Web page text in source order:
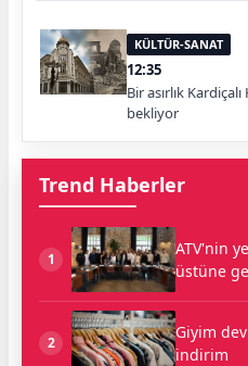
KÜLTÜR-SANAT
12:35
Bir asırlık
bekliyor
Trend Haberler
1
ATV'nin
üstüne
2
Giyim
indirim